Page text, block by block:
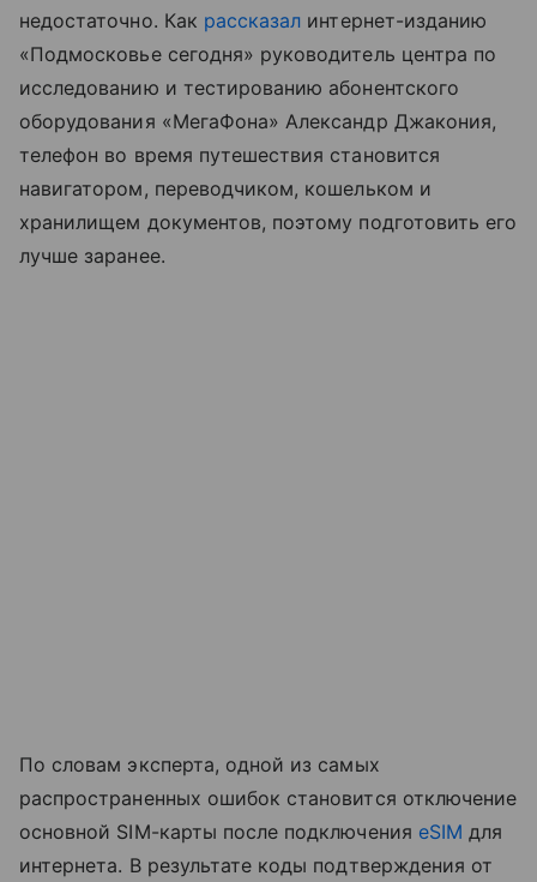
недостаточно. Как рассказал интернет-изданию
«Подмосковье сегодня» руководитель центра по
исследованию и тестированию абонентского
оборудования «МегаФона» Александр Джакония,
телефон во время путешествия становится
навигатором, переводчиком, кошельком и
хранилищем документов, поэтому подготовить его
лучше заранее.
По словам эксперта, одной из самых
распространенных ошибок становится отключение
основной SIM-карты после подключения eSIM для
интернета. В результате коды подтверждения от